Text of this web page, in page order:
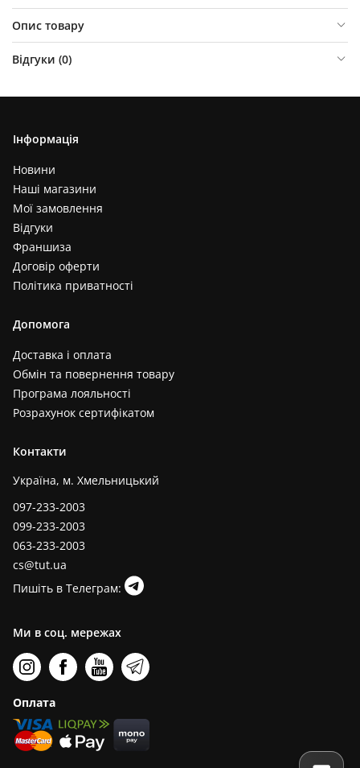
Опис товару
Відгуки (0)
Інформація
Новини
Наші магазини
Мої замовлення
Відгуки
Франшиза
Договір оферти
Політика приватності
Допомога
Доставка і оплата
Обмін та повернення товару
Програма лояльності
Розрахунок сертифікатом
Контакти
Україна, м. Хмельницький
097-233-2003
099-233-2003
063-233-2003
cs@tut.ua
Пишіть в Телеграм:
Ми в соц. мережах
Оплата